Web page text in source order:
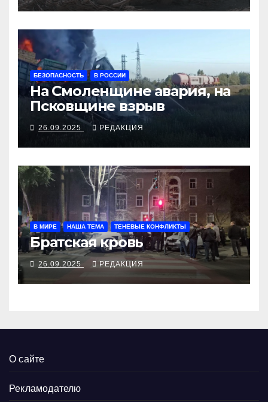
БЕЗОПАСНОСТЬ В РОССИИ
На Смоленщине авария, на
Псковщине взрыв
26.09.2025 РЕДАКЦИЯ
В МИРЕ НАША ТЕМА ТЕНЕВЫЕ КОНФЛИКТЫ
Братская кровь
26.09.2025 РЕДАКЦИЯ
О сайте
Рекламодателю